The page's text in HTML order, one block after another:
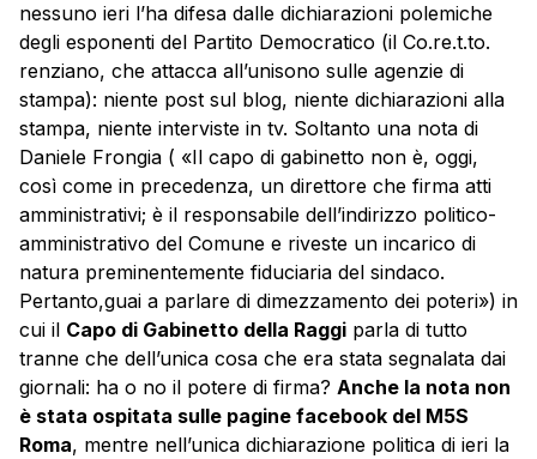
nessuno ieri l’ha difesa dalle dichiarazioni polemiche
degli esponenti del Partito Democratico (il Co.re.t.to.
renziano, che attacca all’unisono sulle agenzie di
stampa): niente post sul blog, niente dichiarazioni alla
stampa, niente interviste in tv. Soltanto una nota di
Daniele Frongia ( «Il capo di gabinetto non è, oggi,
così come in precedenza, un direttore che firma atti
amministrativi; è il responsabile dell’indirizzo politico-
amministrativo del Comune e riveste un incarico di
natura preminentemente fiduciaria del sindaco.
Pertanto,guai a parlare di dimezzamento dei poteri») in
cui il Capo di Gabinetto della Raggi parla di tutto
tranne che dell’unica cosa che era stata segnalata dai
giornali: ha o no il potere di firma? Anche la nota non
è stata ospitata sulle pagine facebook del M5S
Roma, mentre nell’unica dichiarazione politica di ieri la